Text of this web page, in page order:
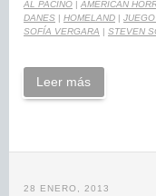
AL PACINO | AMERICAN
DANES | HOMELAND |
SOFÍA VERGARA | STEVEN
Leer más
28 ENERO, 2013